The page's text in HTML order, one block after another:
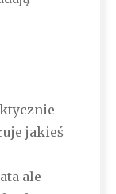
jakieś
ale